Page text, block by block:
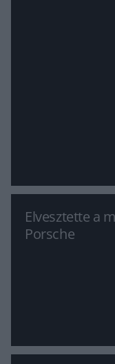
Elvesztette a
Porsche